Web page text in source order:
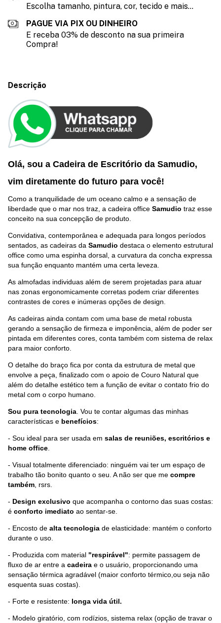
Escolha tamanho, pintura, cor, tecido e mais...
PAGUE VIA PIX OU DINHEIRO
E receba 03% de desconto na sua primeira
Compra!
Descrição
Olá, sou a Cadeira de Escritório da Samudio,
vim diretamente do futuro para você!
Como a tranquilidade de um oceano calmo e a sensação de
liberdade que o mar nos traz, a cadeira office Samudio traz esse
conceito na sua concepção de produto.
Convidativa, contemporânea e adequada para longos períodos
sentados, as cadeiras da Samudio destaca o elemento estrutural
office como uma espinha dorsal, a curvatura da concha expressa
sua função enquanto mantém uma certa leveza.
As almofadas individuas além de serem projetadas para atuar
nas zonas ergonomicamente corretas podem criar diferentes
contrastes de cores e inúmeras opções de design.
As cadeiras ainda contam com uma base de metal robusta
gerando a sensação de firmeza e imponência, além de poder ser
pintada em diferentes cores, conta também com sistema de relax
para maior conforto.
O detalhe do braço fica por conta da estrutura de metal que
envolve a peça, finalizado com o apoio de Couro Natural que
além do detalhe estético tem a função de evitar o contato frio do
metal com o corpo humano.
Sou pura tecnologia . Vou te contar algumas das minhas
características e benefícios:
- Sou ideal para ser usada em salas de reuniões, escritórios e
home office
- Visual totalmente diferenciado: ninguém vai ter um espaço de
trabalho tão bonito quanto o seu. A não ser que me compre
também , rsrs.
- Design exclusivo que acompanha o contorno das suas costas:
é conforto imediato ao sentar-se.
- Encosto de alta tecnologia de elasticidade: mantém o conforto
durante o uso.
- Produzida com material "respirável": permite passagem de
fluxo de ar entre a cadeira e o usuário, proporcionando uma
sensação térmica agradável (maior conforto térmico,ou seja não
esquenta suas costas).
- Forte e resistente: longa vida útil.
- Modelo giratório, com rodízios, sistema relax (opção de travar o